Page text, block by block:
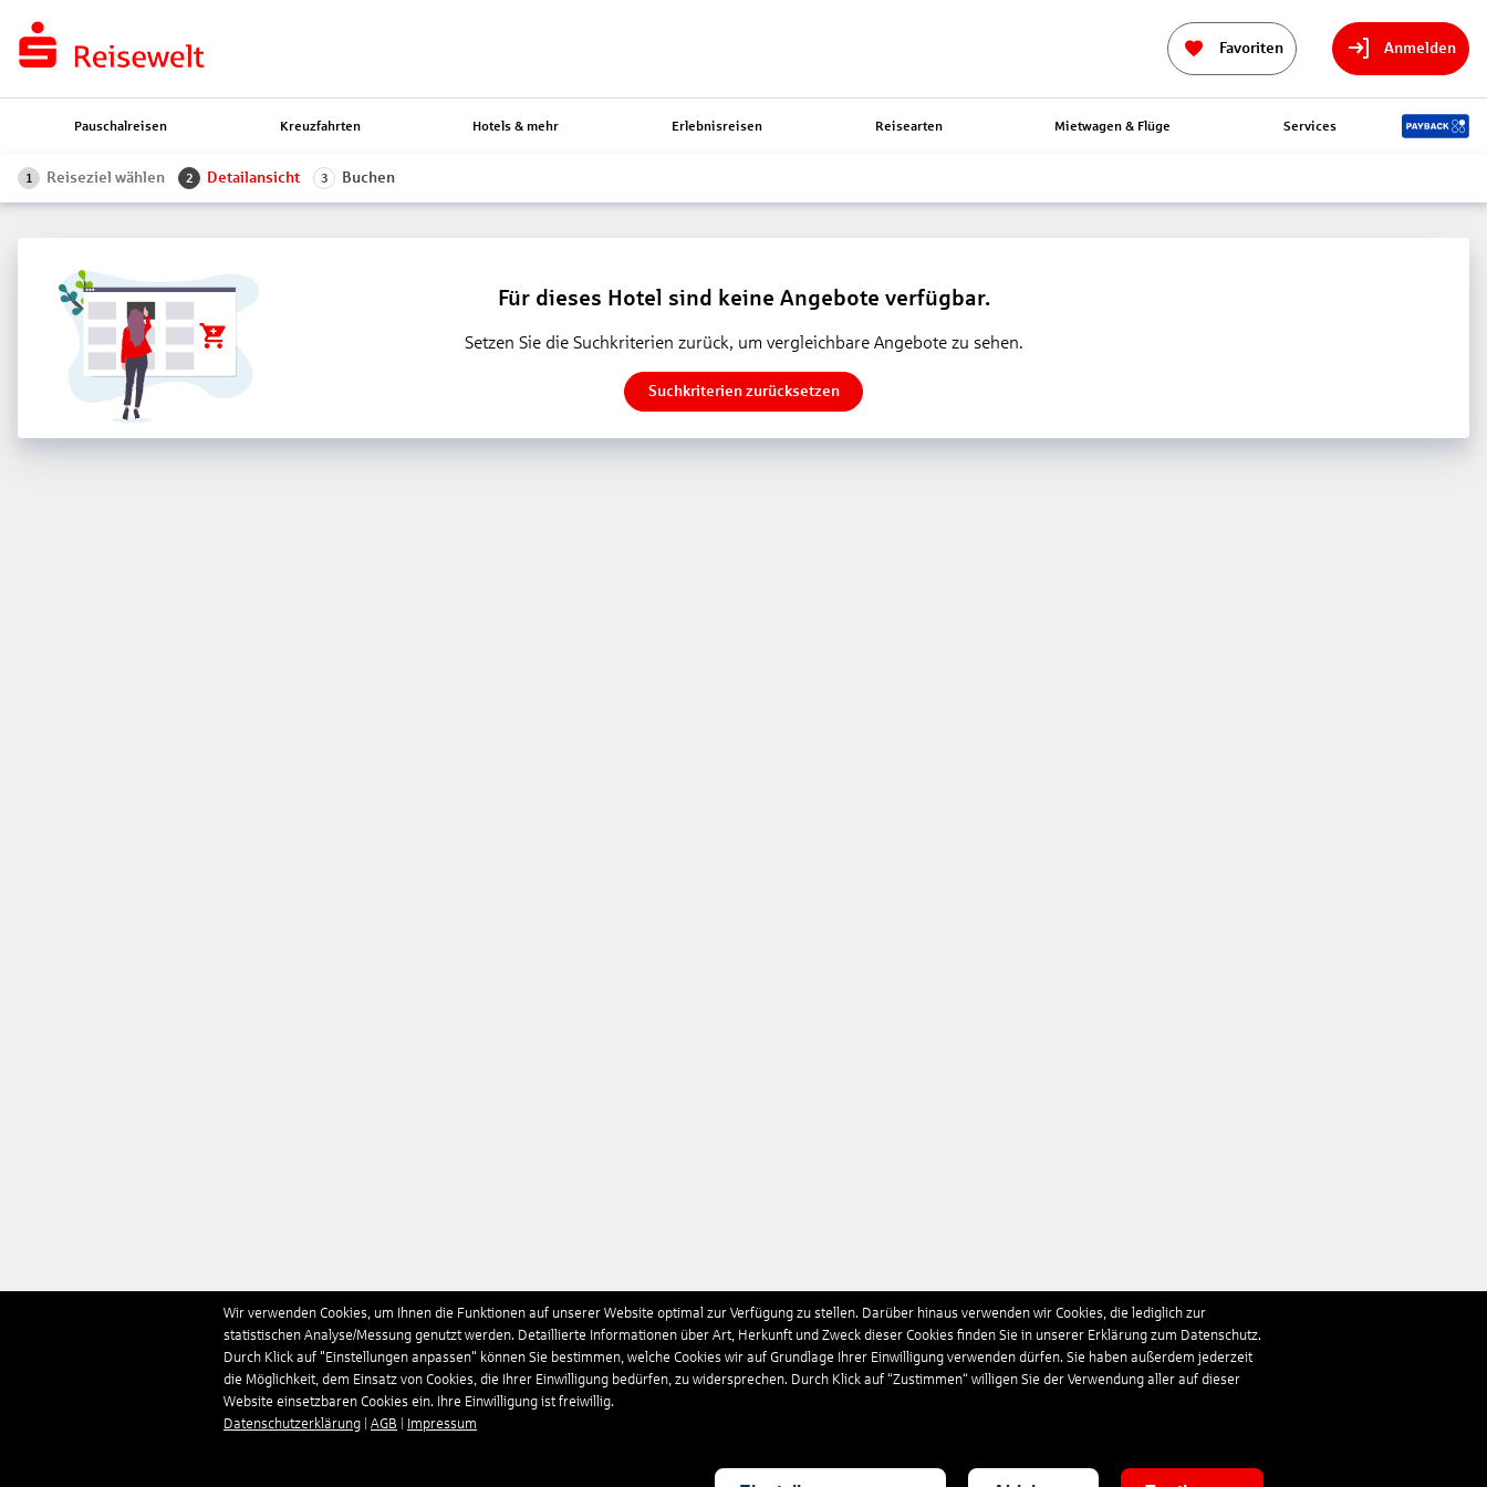
Favoriten Anmelden
Pauschalreisen Kreuzfahrten Hotels & mehr Erlebnisreisen Reisearten Mietwagen & Flüge Services
1 Reiseziel wählen 2 Detailansicht 3 Buchen
Für dieses Hotel sind keine Angebote verfügbar.
Setzen Sie die Suchkriterien zurück, um vergleichbare Angebote zu sehen.
Suchkriterien zurücksetzen
Wir verwenden Cookies, um Ihnen die Funktionen auf unserer Website optimal zur Verfügung zu stellen. Darüber hinaus verwenden wir Cookies, die lediglich zur
statistischen Analyse/Messung genutzt werden. Detaillierte Informationen über Art, Herkunft und Zweck dieser Cookies finden Sie in unserer Erklärung zum Datenschutz.
Durch Klick auf "Einstellungen anpassen" können Sie bestimmen, welche Cookies wir auf Grundlage Ihrer Einwilligung verwenden dürfen. Sie haben außerdem jederzeit
die Möglichkeit, dem Einsatz von Cookies, die Ihrer Einwilligung bedürfen, zu widersprechen. Durch Klick auf “Zustimmen“ willigen Sie der Verwendung aller auf dieser
Website einsetzbaren Cookies ein. Ihre Einwilligung ist freiwillig.
Datenschutzerklärung
AGB Impressum